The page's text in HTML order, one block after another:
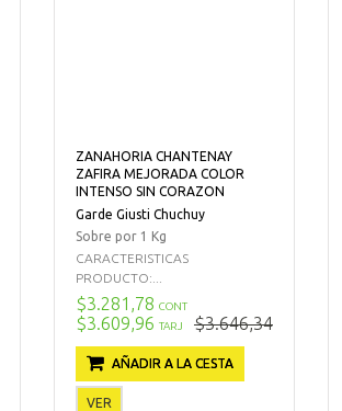
ZANAHORIA CHANTENAY
ZAFIRA MEJORADA COLOR
INTENSO SIN CORAZON
Garde Giusti Chuchuy
Sobre por 1 Kg
CARACTERISTICAS
PRODUCTO:...
$3.281,78 CONT
$3.609,96 TARJ $3.646,34
AÑADIR A LA CESTA
VER